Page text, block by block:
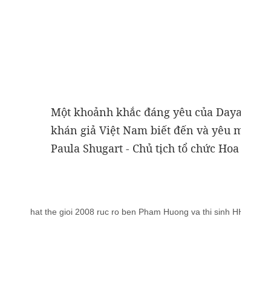
Một khoảnh khắc đáng yêu của Dayana -
khán giả Việt Nam biết đến và yêu mến.
Paula Shugart - Chủ tịch tổ chức Hoa hậu